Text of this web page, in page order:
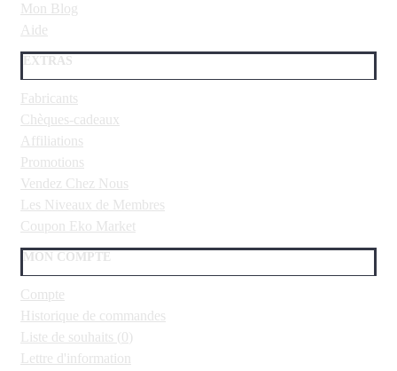
Mon Blog
Aide
EXTRAS
Fabricants
Chèques-cadeaux
Affiliations
Promotions
Vendez Chez Nous
Les Niveaux de Membres
Coupon Eko Market
MON COMPTE
Compte
Historique de commandes
Liste de souhaits (0 )
Lettre d'information